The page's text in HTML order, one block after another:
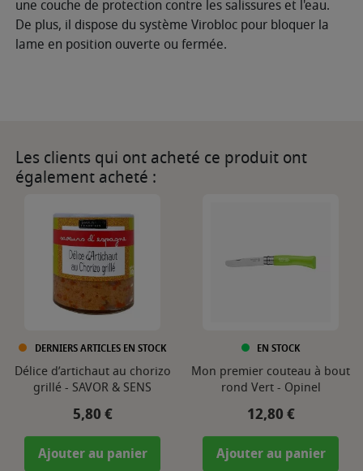
une couche de protection contre les salissures et l'eau.
De plus, il dispose du système Virobloc pour bloquer la
lame en position ouverte ou fermée.
Les clients qui ont acheté ce produit ont
également acheté :
DERNIERS ARTICLES EN STOCK
Délice d’artichaut au chorizo
grillé - SAVOR & SENS
Prix
5,80 €
Ajouter au panier
EN STOCK
Mon premier couteau à bout
rond Vert - Opinel
Prix
12,80 €
Ajouter au panier